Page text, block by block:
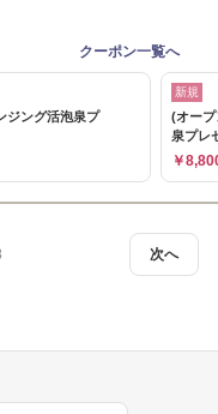
クーポン一覧へ
ジング活泡泉プ
新規
(オー
泉プレ
￥
次へ